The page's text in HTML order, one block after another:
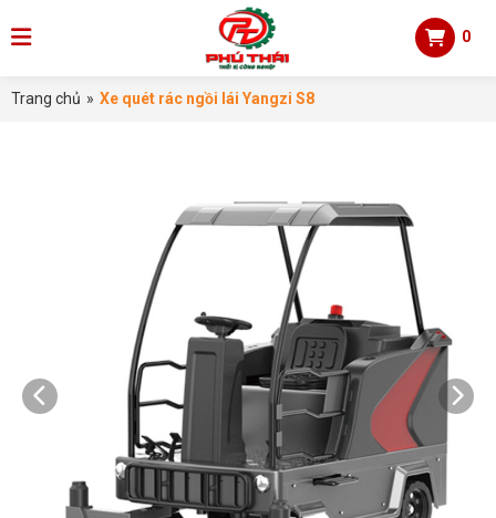
0
Trang chủ » Xe quét rác ngồi lái Yangzi S8